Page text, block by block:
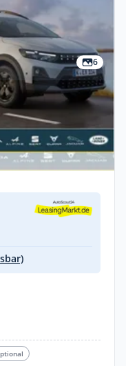
6
120 (MY
🔸🔸🔸